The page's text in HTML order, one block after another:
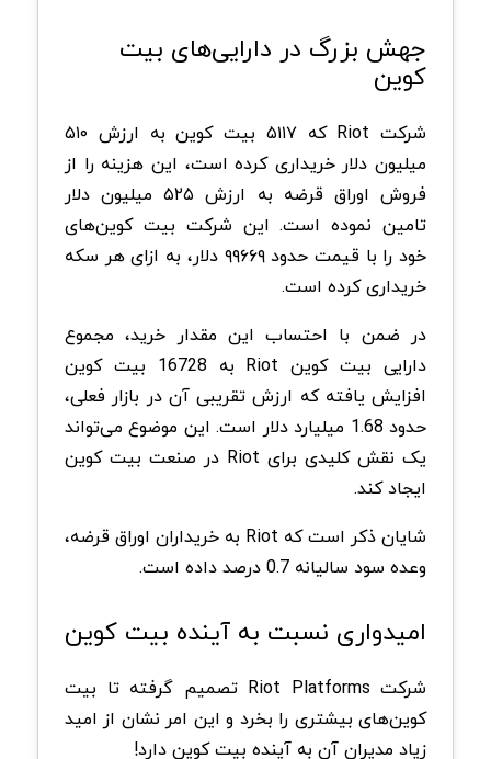
جهش بزرگ در دارایی‌های بیت‌
کوین
شرکت Riot که ۵۱۱۷ بیت کوین به ارزش ۵۱۰
میلیون دلار خریداری کرده است، این هزینه را از
فروش اوراق‌ قرضه به ارزش ۵۲۵ میلیون دلار
تامین نموده است. این شرکت بیت کوین‌های
خود را با قیمت حدود ۹۹۶۶۹ دلار، به‌ ازای هر سکه
خریداری کرده‌ است.
در ضمن با احتساب این مقدار خرید، مجموع
دارایی بیت کوین Riot به 16728 بیت کوین
افزایش یافته که ارزش تقریبی آن در بازار فعلی،
حدود 1.68 میلیارد دلار است. این موضوع می‌تواند
یک نقش کلیدی برای Riot در صنعت بیت کوین
ایجاد کند.
شایان ذکر است که Riot به خریداران اوراق قرضه،
وعده سود سالیانه 0.7 درصد داده است.
امیدواری نسبت به آینده بیت کوین
شرکت Riot Platforms تصمیم گرفته تا بیت
کوین‌های بیشتری را بخرد و این امر نشان از امید
زیاد مدیران آن به آینده بیت کوین دارد!